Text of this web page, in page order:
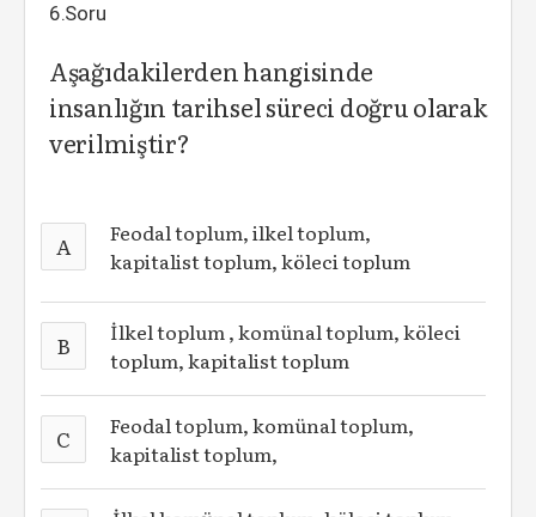
6.Soru
Aşağıdakilerden hangisinde
insanlığın tarihsel süreci doğru olarak
verilmiştir?
A
Feodal toplum, ilkel toplum,
kapitalist toplum, köleci toplum
B
İlkel toplum , komünal toplum, köleci
toplum, kapitalist toplum
C
Feodal toplum, komünal toplum,
kapitalist toplum,